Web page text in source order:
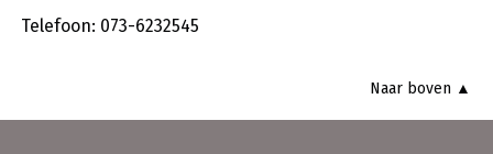
Telefoon: 073-6232545
Naar boven ▲